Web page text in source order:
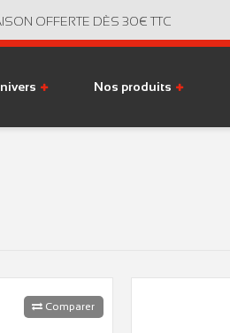
OFFERTE DÈS 30€ TTC
Nos produits
Comparer